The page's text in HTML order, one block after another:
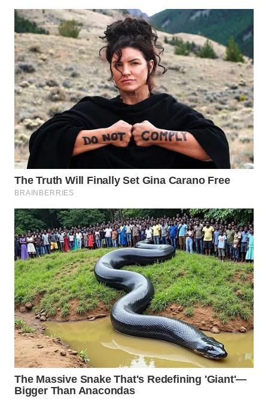
WN
SAMOSIR
WN
PADANG
LAWAS
SUMEDANG
WN
CIANJUR
WN
KEPULAUAN
SERIBU
WN
TANGERANG
WN
BINJAI
WN
CIREBON